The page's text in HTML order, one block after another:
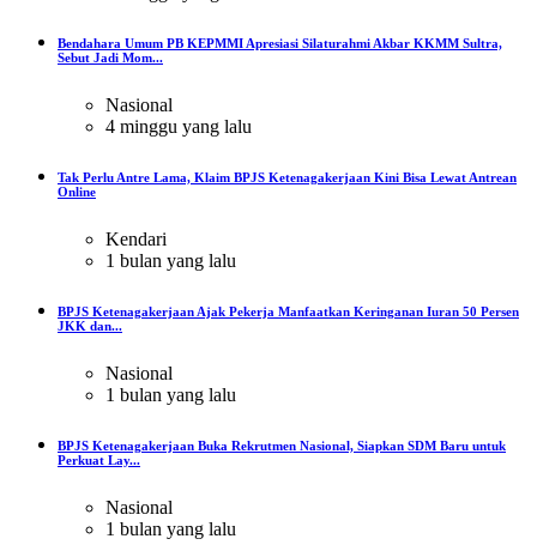
Bendahara Umum PB KEPMMI Apresiasi Silaturahmi Akbar KKMM Sultra,
Sebut Jadi Mom...
Nasional
4 minggu yang lalu
Tak Perlu Antre Lama, Klaim BPJS Ketenagakerjaan Kini Bisa Lewat Antrean
Online
Kendari
1 bulan yang lalu
BPJS Ketenagakerjaan Ajak Pekerja Manfaatkan Keringanan Iuran 50 Persen
JKK dan...
Nasional
1 bulan yang lalu
BPJS Ketenagakerjaan Buka Rekrutmen Nasional, Siapkan SDM Baru untuk
Perkuat Lay...
Nasional
1 bulan yang lalu